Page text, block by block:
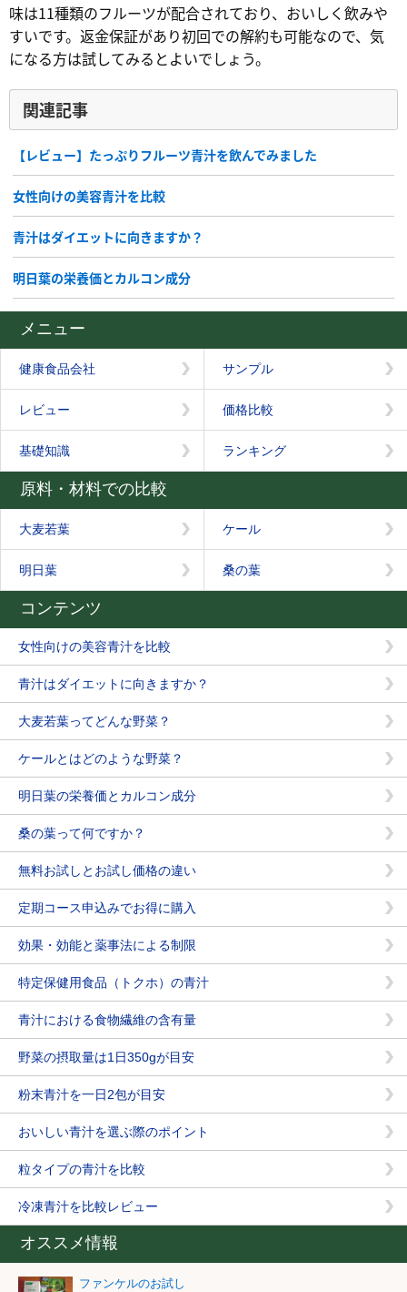
味は11種類のフルーツが配合されており、おいしく飲みや
すいです。返金保証があり初回での解約も可能なので、気
になる方は試してみるとよいでしょう。
関連記事
【レビュー】たっぷりフルーツ青汁を飲んでみました
女性向けの美容青汁を比較
青汁はダイエットに向きますか？
明日葉の栄養価とカルコン成分
メニュー
健康食品会社 サンプル
レビュー 価格比較
基礎知識 ランキング
原料・材料での比較
大麦若葉 ケール
明日葉 桑の葉
コンテンツ
女性向けの美容青汁を比較
青汁はダイエットに向きますか？
大麦若葉ってどんな野菜？
ケールとはどのような野菜？
明日葉の栄養価とカルコン成分
桑の葉って何ですか？
無料お試しとお試し価格の違い
定期コース申込みでお得に購入
効果・効能と薬事法による制限
特定保健用食品（トクホ）の青汁
青汁における食物繊維の含有量
野菜の摂取量は1日350gが目安
粉末青汁を一日2包が目安
おいしい青汁を選ぶ際のポイント
粒タイプの青汁を比較
冷凍青汁を比較レビュー
オススメ情報
ファンケルのお試し